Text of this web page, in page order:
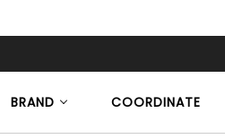
BRAND COORDINATE